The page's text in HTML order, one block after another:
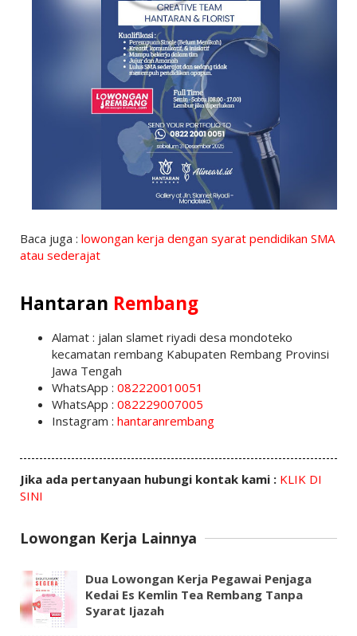
Baca juga : lowongan kerja dengan syarat pendidikan SMA
atau sederajat
Hantaran Rembang
Alamat : jalan slamet riyadi desa mondoteko
kecamatan rembang Kabupaten Rembang Provinsi
Jawa Tengah
WhatsApp : 082220010051
WhatsApp : 082229007005
Instagram : hantaranrembang
Jika ada pertanyaan hubungi kontak kami : KLIK DI
SINI
Lowongan Kerja Lainnya
Dua Lowongan Kerja Pegawai Penjaga
Kedai Es Kemlin Tea Rembang Tanpa
Syarat Ijazah